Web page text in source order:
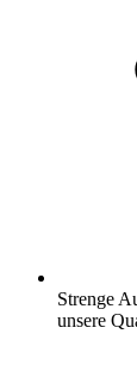
Strenge
unsere